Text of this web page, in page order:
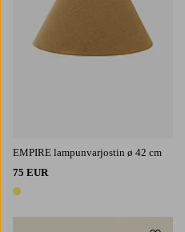
EMPIRE lampunvarjostin ø 42 cm
75 EUR
1 väri